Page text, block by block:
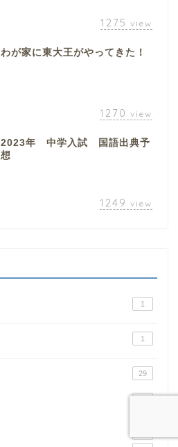
1275 view
わが家に東大王がやってきた！
1270 view
2023年 中学入試 国語出典予
想
1249 view
1
1
29